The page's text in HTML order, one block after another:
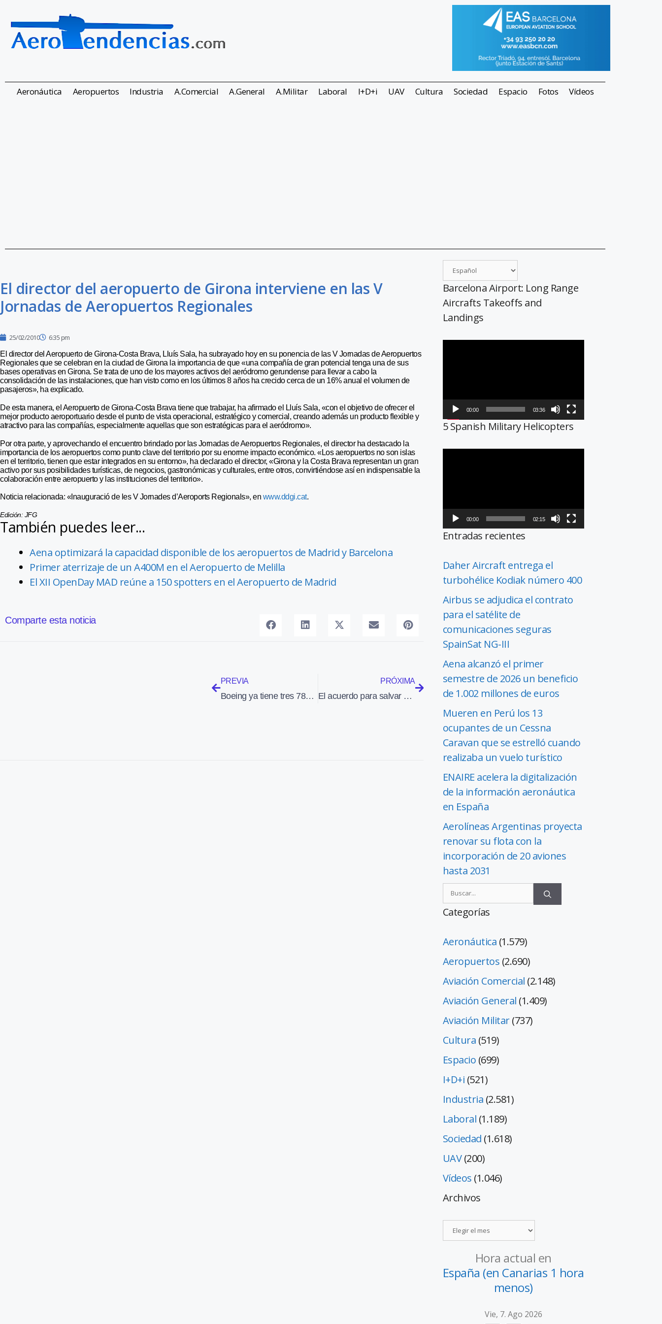
Aeronáutica Aeropuertos Industria A.Comercial A.General A.Militar Laboral I+D+i UAV Cultura Sociedad Espacio Fotos Vídeos
El director del aeropuerto de Girona interviene en las V
Jornadas de Aeropuertos Regionales
25/02/2010 6:35 pm
El director del Aeropuerto de Girona-Costa Brava, Lluís Sala, ha subrayado hoy en su ponencia de las V Jornadas de Aeropuertos
Regionales que se celebran en la ciudad de Girona la importancia de que «una compañía de gran potencial tenga una de sus
bases operativas en Girona. Se trata de uno de los mayores activos del aeródromo gerundense para llevar a cabo la
consolidación de las instalaciones, que han visto como en los últimos 8 años ha crecido cerca de un 16% anual el volumen de
pasajeros», ha explicado.
De esta manera, el Aeropuerto de Girona-Costa Brava tiene que trabajar, ha afirmado el Lluís Sala, «con el objetivo de ofrecer el
mejor producto aeroportuario desde el punto de vista operacional, estratégico y comercial, creando además un producto flexible y
atractivo para las compañías, especialmente aquellas que son estratégicas para el aeródromo».
Por otra parte, y aprovechando el encuentro brindado por las Jornadas de Aeropuertos Regionales, el director ha destacado la
importancia de los aeropuertos como punto clave del territorio por su enorme impacto económico. «Los aeropuertos no son islas
en el territorio, tienen que estar integrados en su entorno», ha declarado el director, «Girona y la Costa Brava representan un gran
activo por sus posibilidades turísticas, de negocios, gastronómicas y culturales, entre otros, convirtiéndose así en indispensable la
colaboración entre aeropuerto y las instituciones del territorio».
Noticia relacionada: «Inauguració de les V Jornades d’Aeroports Regionals», en www.ddgi.cat.
Edición: JFG
También puedes leer...
Aena optimizará la capacidad disponible de los aeropuertos de Madrid y Barcelona
Primer aterrizaje de un A400M en el Aeropuerto de Melilla
El XII OpenDay MAD reúne a 150 spotters en el Aeropuerto de Madrid
Comparte esta noticia
PREVIA
Boeing ya tiene tres 787 realizando vuelos de prueba
PRÓXIMA
El acuerdo para salvar el A400M se anunciará el próximo 8 de marzo
Barcelona Airport: Long Range
Aircrafts Takeoffs and
Landings
00:00 03:36
5 Spanish Military Helicopters
00:00 02:15
Entradas recientes
Daher Aircraft entrega el
turbohélice Kodiak número 400
Airbus se adjudica el contrato
para el satélite de
comunicaciones seguras
SpainSat NG-III
Aena alcanzó el primer
semestre de 2026 un beneficio
de 1.002 millones de euros
Mueren en Perú los 13
ocupantes de un Cessna
Caravan que se estrelló cuando
realizaba un vuelo turístico
ENAIRE acelera la digitalización
de la información aeronáutica
en España
Aerolíneas Argentinas proyecta
renovar su flota con la
incorporación de 20 aviones
hasta 2031
Categorías
Aeronáutica (1.579)
Aeropuertos (2.690)
Aviación Comercial (2.148)
Aviación General (1.409)
Aviación Militar(737)
Cultura (519)
Espacio (699)
I+D+i (521)
Industria (2.581)
Laboral (1.189)
Sociedad (1.618)
UAV(200)
Vídeos (1.046)
Archivos
Hora actual en
España (en Canarias 1 hora
menos)